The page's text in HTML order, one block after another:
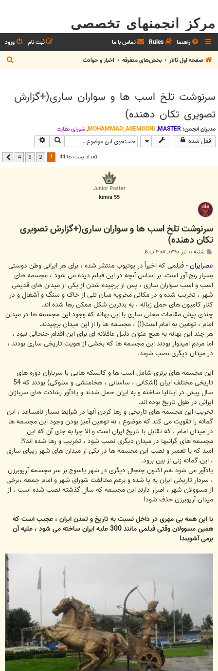
مرکز انجمنهای تخصصی
راهنما Rules تماس با ما ورود
ثبت نام
صفحه اول تالار
بخش‌‌هاي متفرقه اخبار و حوادث
ج
س
سرنوشت تلخ اسب ها و سواران ساری(+گزارش
تصویری تکان دهنده)
مدیران انجمن: MASTER
,
MOHAMMAD_ASEMOONI
,شوراي نظارت
قفل شده جستجو
تعداد پست ها:44 2
3
4 بعدی
Junior Poster
kimia 55
سرنوشت تلخ اسب ها و سواران ساری(+گزارش تصویری
تکان دهنده)
پ
ت
شنبه ۱۱ تیر ۱۳۹۰, ۳:۰۷ ب.ظ
عصرایران -فیلمی که اخیراً در یوتیوب منتشر شده ، برای هر ایرانی وطن دوستی
بسیار رنج آور است. بر اساس آنچه در این فیلم دیده می شود ، مجسمه های
اسب و اسب سواران ساری ، پس از برچیده شدن از یکی از میدان های قدیمی
شهر ، تخریب شده و در مکانی مخروبه میان تلی از خاک و سنگ و آشغال و در
کنار کامیون های حمل زباله ، به بدترین شکل ممکن رها شده اند.
چندی پیش مقامات محلی ساری با این بهانه که وجود این مجسمه ها در میدان
امام ، توهین به امام است(!) ، مجسمه ها را از این میدان برچیدند.
هر چند این بهانه به هیچ عنوان دلیل عاقلانه ای برای این اقدام جنجالی نبود ،
اما مردم امیدوار بودند این مجسمه ها که بخشی از هویت تاریخی ساری بودند ،
در میدان دیگری نصب شوند.
اين مجسمه های برنزی شامل اسب ها و کالسکه هایی با سربازان دوره های
تاریخی مختلف ایران (اشکانی ، ساسانی ، هخامنشی و سلوکی) بودند که 54
سال پیش در ایتالیا ساخته و به ایران حمل شدند و یادآور رشادت های سربازان
ایرانی در طول تاریخ بوده اند.
تخریب این مجسمه های تاریخی و رها کردن آنها در شرایط بسیار نامساعد ، این
گمانه را تقویت می کند که موضوع ، نه توهین آمیز بودن وجود این مجسمه ها
در میدان امام ، که تقابل با تاریخ ایران است و الا چرا به جای آن که این
مجسمه های گرانبها در میدان دیگری نصب شود ، تخریب و رها شده اند؟!
امید که با تعمیر و نصب این مجسمه ها در یکی از میدان های شهر زیبای ساری
، این گمانه زنی از بین برود.
یادآور می شود هم اکنون جنجال دیگری در شهر یاسوج بر سر مجسمه آریوبرزن
، سردار تاریخی ایران به پا شده و برغم مخالفت شورای شهر و امام جمعه ،برخی
از مسوولان شهر ، اصرار دارند این مجسمه که سال گذشته نصب شده است ، از
میدان آریوبرزن حذف شود!
با این همه بی مهری در داخل نسبت به تاریخ و تمدن ایران ، عجیب است که
همین مسوولان وقتی فیلمی مانند 300 علیه ایران ساخته می شود ، علیه آن
برمی آشوبند!